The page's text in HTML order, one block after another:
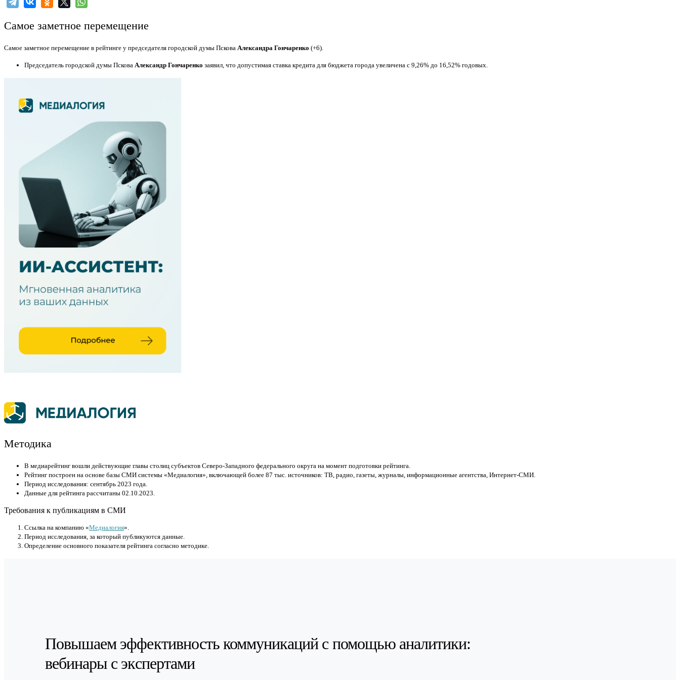
Самое заметное перемещение
Самое заметное перемещение в рейтинге у председателя городской думы Пскова Александра Гончаренко (+6).
Председатель городской думы Пскова Александр Гончаренко заявил, что допустимая ставка кредита для бюджета города увеличена с 9,26% до 16,52% годовых.
Методика
В медиарейтинг вошли действующие главы столиц субъектов Северо-Западного федерального округа на момент подготовки рейтинга.
Рейтинг построен на основе базы СМИ системы «Медиалогия», включающей более 87 тыс. источников: ТВ, радио, газеты, журналы, информационные агентства, Интернет-СМИ.
Период исследования: сентябрь 2023 года.
Данные для рейтинга рассчитаны 02.10.2023.
Требования к публикациям в СМИ
Cсылка на компанию «Медиалогия».
Период исследования, за который публикуются данные.
Определение основного показателя рейтинга согласно методике.
Повышаем эффективность коммуникаций с помощью аналитики:
вебинары с экспертами